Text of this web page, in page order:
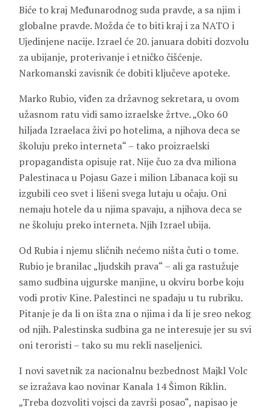
Biće to kraj Međunarodnog suda pravde, a sa njim i
globalne pravde. Možda će to biti kraj i za NATO i
Ujedinjene nacije. Izrael će 20. januara dobiti dozvolu
za ubijanje, proterivanje i etničko čišćenje.
Narkomanski zavisnik će dobiti ključeve apoteke.
Marko Rubio, viđen za državnog sekretara, u ovom
užasnom ratu vidi samo izraelske žrtve. „Oko 60
hiljada Izraelaca živi po hotelima, a njihova deca se
školuju preko interneta“ – tako proizraelski
propagandista opisuje rat. Nije čuo za dva miliona
Palestinaca u Pojasu Gaze i milion Libanaca koji su
izgubili ceo svet i lišeni svega lutaju u očaju. Oni
nemaju hotele da u njima spavaju, a njihova deca se
ne školuju preko interneta. Njih Izrael ubija.
Od Rubia i njemu sličnih nećemo ništa čuti o tome.
Rubio je branilac „ljudskih prava“ – ali ga rastužuje
samo sudbina ujgurske manjine, u okviru borbe koju
vodi protiv Kine. Palestinci ne spadaju u tu rubriku.
Pitanje je da li on išta zna o njima i da li je sreo nekog
od njih. Palestinska sudbina ga ne interesuje jer su svi
oni teroristi – tako su mu rekli naseljenici.
I novi savetnik za nacionalnu bezbednost Majkl Volc
se izražava kao novinar Kanala 14 Šimon Riklin.
„Treba dozvoliti vojsci da završi posao“, napisao je